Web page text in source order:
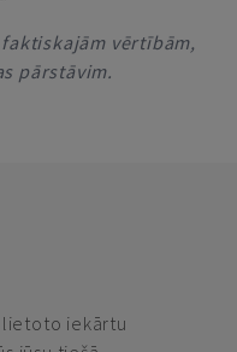
vērtībām,
pārstāvim.
lietoto iekārtu